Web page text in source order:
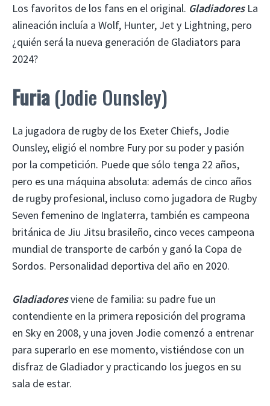
Los favoritos de los fans en el original. GladiadoresLa
alineación incluía a Wolf, Hunter, Jet y Lightning, pero
¿quién será la nueva generación de Gladiators para
2024?
Furia(Jodie Ounsley)
La jugadora de rugby de los Exeter Chiefs, Jodie
Ounsley, eligió el nombre Fury por su poder y pasión
por la competición. Puede que sólo tenga 22 años,
pero es una máquina absoluta: además de cinco años
de rugby profesional, incluso como jugadora de Rugby
Seven femenino de Inglaterra, también es campeona
británica de Jiu Jitsu brasileño, cinco veces campeona
mundial de transporte de carbón y ganó la Copa de
Sordos. Personalidad deportiva del año en 2020.
Gladiadoresviene de familia: su padre fue un
contendiente en la primera reposición del programa
en Sky en 2008, y una joven Jodie comenzó a entrenar
para superarlo en ese momento, vistiéndose con un
disfraz de Gladiador y practicando los juegos en su
sala de estar.